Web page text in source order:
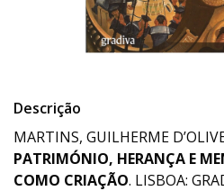
Descrição
MARTINS, GUILHERME
PATRIMÓNIO, HERANÇA E
COMO CRIAÇÃO. LISBOA: